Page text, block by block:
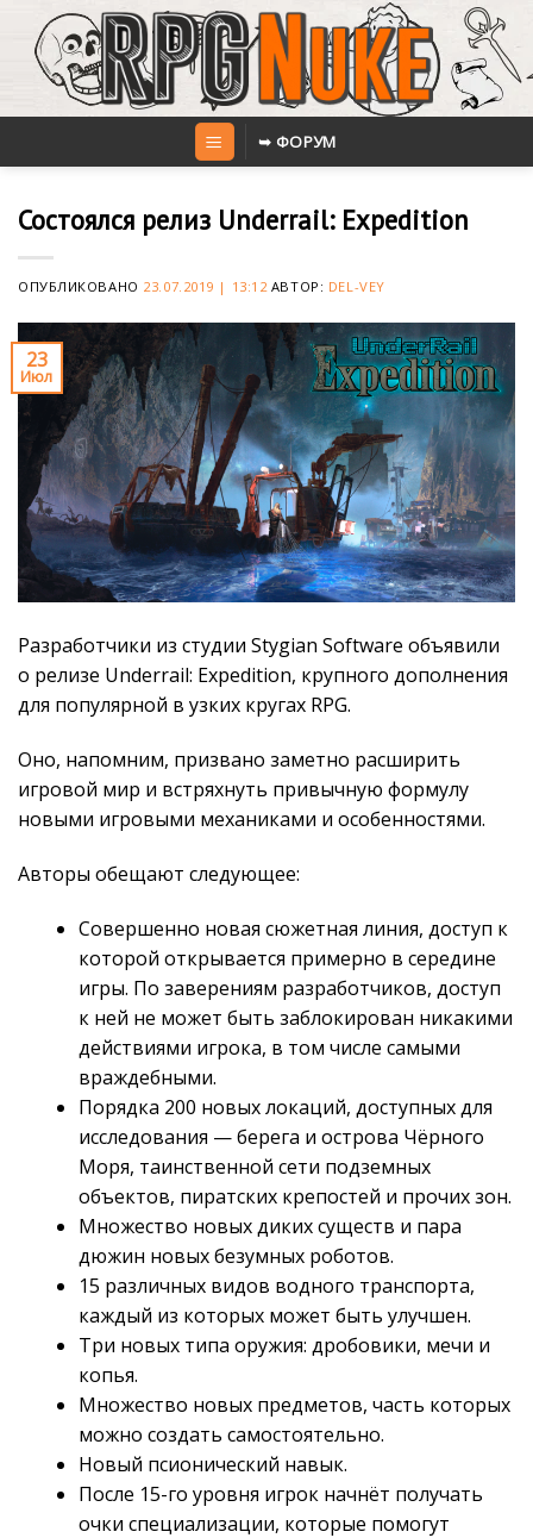
content
➥ ФОРУМ
Состоялся релиз Underrail: Expedition
ОПУБЛИКОВАНО 23.07.2019 | 13:12АВТОР: DEL-VEY
23
Июл
Разработчики из студии Stygian Software объявили
о релизе Underrail: Expedition, крупного дополнения
для популярной в узких кругах RPG.
Оно, напомним, призвано заметно расширить
игровой мир и встряхнуть привычную формулу
новыми игровыми механиками и особенностями.
Авторы обещают следующее:
Совершенно новая сюжетная линия, доступ к
которой открывается примерно в середине
игры. По заверениям разработчиков, доступ
к ней не может быть заблокирован никакими
действиями игрока, в том числе самыми
враждебными.
Порядка 200 новых локаций, доступных для
исследования — берега и острова Чёрного
Моря, таинственной сети подземных
объектов, пиратских крепостей и прочих зон.
Множество новых диких существ и пара
дюжин новых безумных роботов.
15 различных видов водного транспорта,
каждый из которых может быть улучшен.
Три новых типа оружия: дробовики, мечи и
копья.
Множество новых предметов, часть которых
можно создать самостоятельно.
Новый псионический навык.
После 15-го уровня игрок начнёт получать
очки специализации, которые помогут